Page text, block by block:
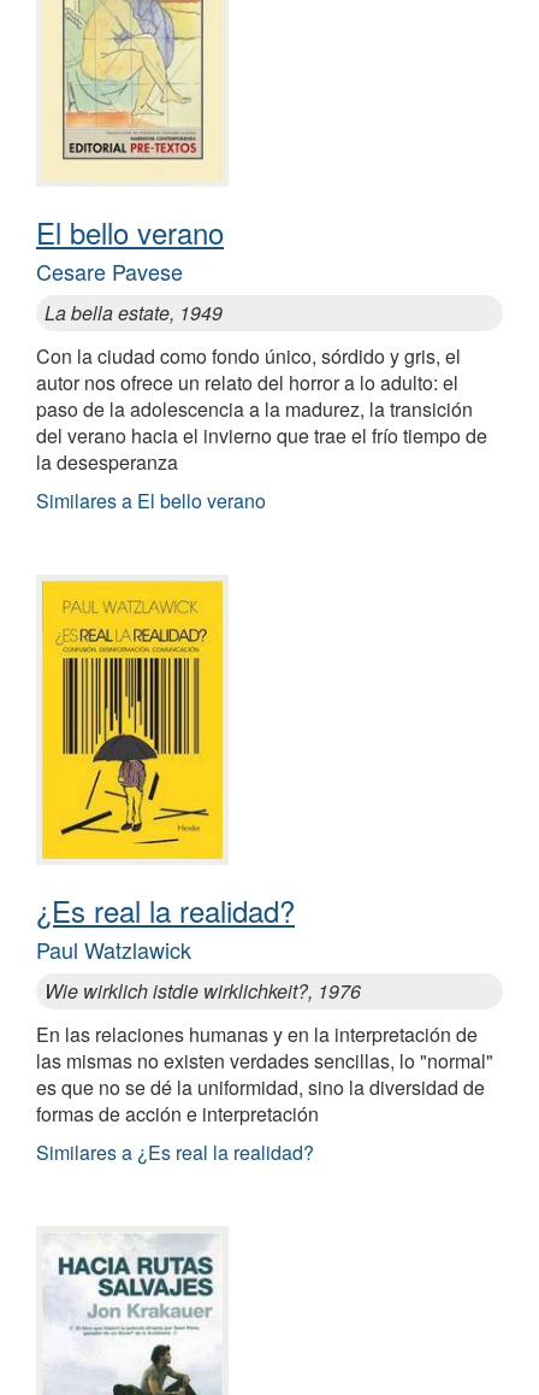
El bello verano
Cesare Pavese
La bella estate, 1949
Con la ciudad como fondo único, sórdido y gris, el
autor nos ofrece un relato del horror a lo adulto: el
paso de la adolescencia a la madurez, la transición
del verano hacia el invierno que trae el frío tiempo de
la desesperanza
Similares a El bello verano
¿Es real la realidad?
Paul Watzlawick
Wie wirklich istdie wirklichkeit?, 1976
En las relaciones humanas y en la interpretación de
las mismas no existen verdades sencillas, lo "normal"
es que no se dé la uniformidad, sino la diversidad de
formas de acción e interpretación
Similares a ¿Es real la realidad?